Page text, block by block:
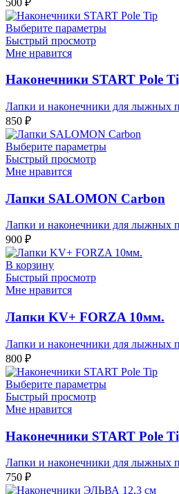
Выберите параметры
Быстрый просмотр
Мне нравится
Наконечники START Pole
Лапки и наконечники для лыжных
850 ₽
Выберите параметры
Быстрый просмотр
Мне нравится
Лапки SALOMON Carbon
Лапки и наконечники для лыжных
900 ₽
В корзину
Быстрый просмотр
Мне нравится
Лапки KV+ FORZA 10мм.
Лапки и наконечники для лыжных
800 ₽
Выберите параметры
Быстрый просмотр
Мне нравится
Наконечники START Pole
Лапки и наконечники для лыжных
750 ₽